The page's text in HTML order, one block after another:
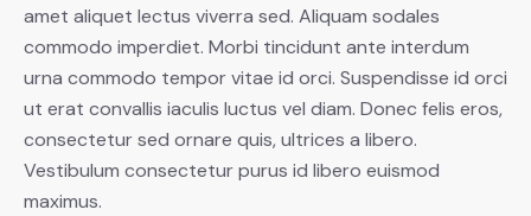
amet aliquet lectus viverra sed. Aliquam sodales
commodo imperdiet. Morbi tincidunt ante interdum
urna commodo tempor vitae id orci. Suspendisse id orci
ut erat convallis iaculis luctus vel diam. Donec felis eros,
consectetur sed ornare quis, ultrices a libero.
Vestibulum consectetur purus id libero euismod
maximus.